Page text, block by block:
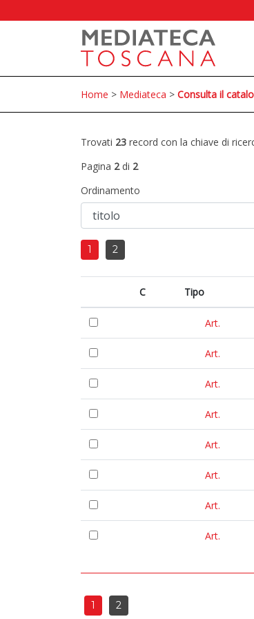
Home > Mediateca > Consulta il
Trovati 23 record con la chiave di
Pagina 2di 2
Ordinamento
1 2
C Tipo
Art.
Art.
Art.
Art.
Art.
Art.
Art.
Art.
1 2